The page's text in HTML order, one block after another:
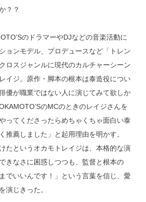
？？
のドラマーやDJなどの音楽活動に
ョンモデル、プロデュースなど「トレン
ロスジャンルに現代のカルチャーシーン
イジ。原作・脚本の根本は泰造役につい
優が職業ではない人に演じてみて欲しか
のMCのときのレイジさんを
ってくださったらめちゃくちゃ面白い泰
推薦しました」と起用理由を明かす。
たというオカモトレイジは、本格的な演
きなさに困惑しつつも、監督と根本の
でいいんです！」という言葉を信じ、愛
演じきった。